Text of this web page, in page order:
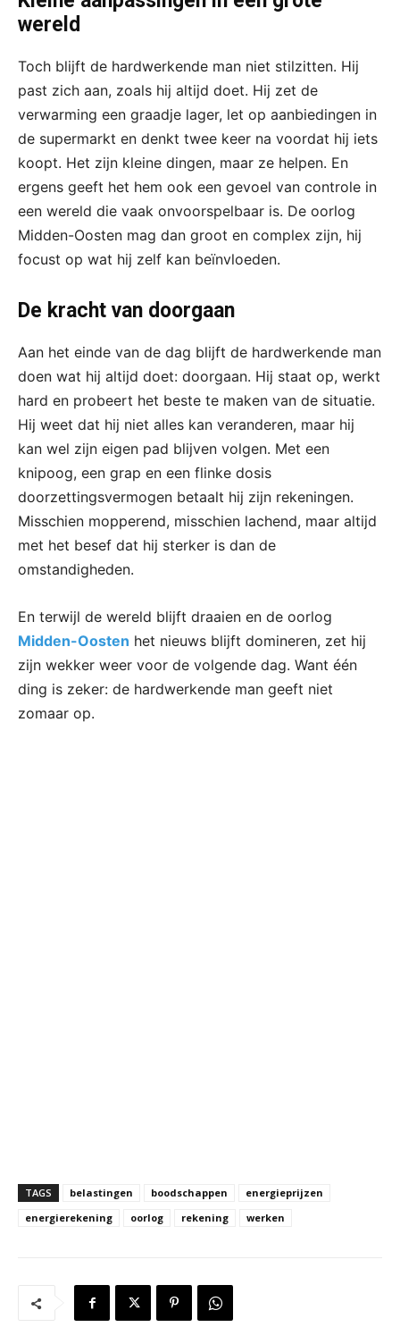
wereld
Toch blijft de hardwerkende man niet stilzitten. Hij
past zich aan, zoals hij altijd doet. Hij zet de
verwarming een graadje lager, let op aanbiedingen in
de supermarkt en denkt twee keer na voordat hij iets
koopt. Het zijn kleine dingen, maar ze helpen. En
ergens geeft het hem ook een gevoel van controle in
een wereld die vaak onvoorspelbaar is. De oorlog
Midden-Oosten mag dan groot en complex zijn, hij
focust op wat hij zelf kan beïnvloeden.
De kracht van doorgaan
Aan het einde van de dag blijft de hardwerkende man
doen wat hij altijd doet: doorgaan. Hij staat op, werkt
hard en probeert het beste te maken van de situatie.
Hij weet dat hij niet alles kan veranderen, maar hij
kan wel zijn eigen pad blijven volgen. Met een
knipoog, een grap en een flinke dosis
doorzettingsvermogen betaalt hij zijn rekeningen.
Misschien mopperend, misschien lachend, maar altijd
met het besef dat hij sterker is dan de
omstandigheden.
En terwijl de wereld blijft draaien en de oorlog
Midden-Oosten het nieuws blijft domineren, zet hij
zijn wekker weer voor de volgende dag. Want één
ding is zeker: de hardwerkende man geeft niet
zomaar op.
TAGS belastingen boodschappen
energieprijzen
energierekening
oorlog rekening werken